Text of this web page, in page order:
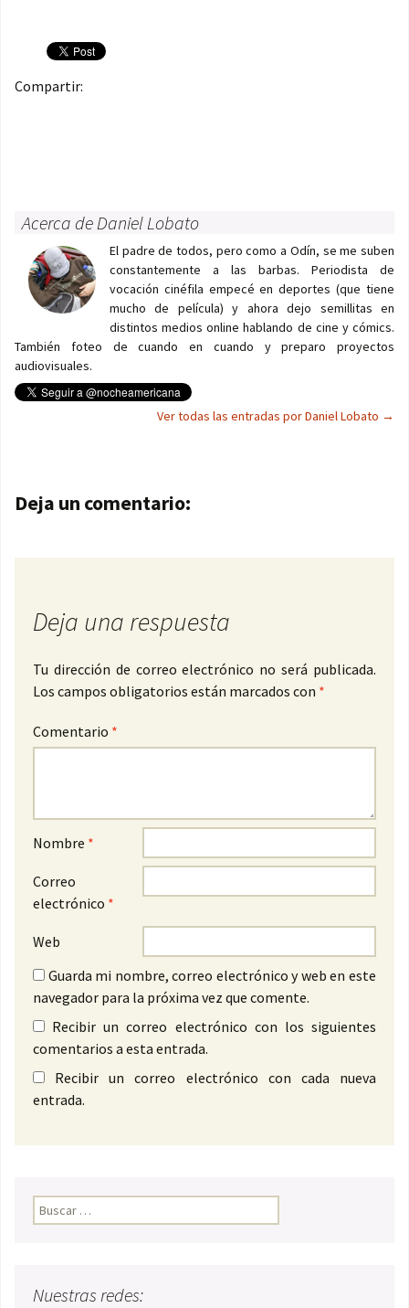
Compartir:
Acerca de Daniel Lobato
El padre de todos, pero como a Odín, se me suben
constantemente a las barbas. Periodista de
vocación cinéfila empecé en deportes (que tiene
mucho de película) y ahora dejo semillitas en
distintos medios online hablando de cine y cómics.
También foteo de cuando en cuando y preparo proyectos
audiovisuales.
Ver todas las entradas por Daniel Lobato →
Navegación de entradas
Deja un comentario:
Deja una respuesta
Tu dirección de correo electrónico no será publicada.
Los campos obligatorios están marcados con *
Comentario *
Nombre *
Correo
electrónico *
Web
Guarda mi nombre, correo electrónico y web en este
navegador para la próxima vez que comente.
Recibir un correo electrónico con los siguientes
comentarios a esta entrada.
Recibir un correo electrónico con cada nueva
entrada.
Buscar:
Nuestras redes: